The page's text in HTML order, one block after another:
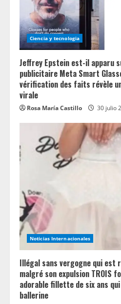
Ciencia y tecnologia
Jeffrey Epstein est-il apparu
publicitaire Meta Smart
vérification des faits révèle
virale
Rosa María Castillo 30 julio
Noticias Internacionales
Illégal sans vergogne qui est
malgré son expulsion TROIS
adorable fillette de six ans
ballerine